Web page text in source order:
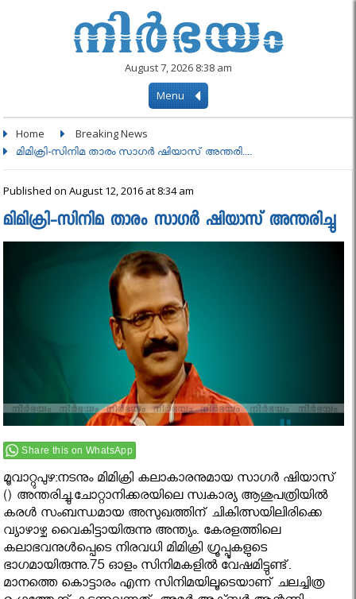
August 7, 2026 8:38 am
Menu
Home Breaking News
മിമിക്രി-സിനിമ താരം സാഗര്‍ ഷിയാസ് അന്തരി....
Published on August 12, 2016 at 8:34 am
മിമിക്രി-സിനിമ താരം സാഗര്‍ ഷിയാസ് അന്തരിച്ചു
Share this on WhatsApp
മൂവാറ്റുപുഴ:നടനും മിമിക്രി കലാകാരനുമായ സാഗര്‍ ഷിയാസ്
() അന്തരിച്ചു.ചോറ്റാനിക്കരയിലെ സ്വകാര്യ ആശുപത്രിയില്‍
കരള്‍ സംബന്ധമായ അസുഖത്തിന് ചികിത്സയിലിരിക്കെ
വ്യാഴാഴ്ച വൈകിട്ടായിരുന്നു അന്ത്യം. കേരളത്തിലെ
കലാഭവനുള്‍പ്പെടെ നിരവധി മിമിക്രി ഗ്രൂപ്പൂകളുടെ
ഭാഗമായിരുന്നു.75 ഓളം സിനിമകളില്‍ വേഷമിട്ടുണ്ട്.
മാനത്തെ കൊട്ടാരം എന്ന സിനിമയിലൂടെയാണ് ചലച്ചിത്ര